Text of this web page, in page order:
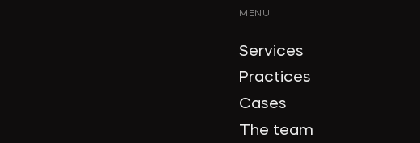
MENU
Services
Practices
Cases
The team